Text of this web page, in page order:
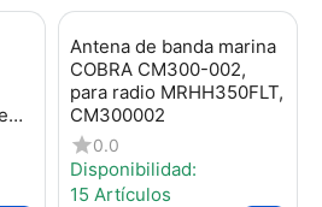
Antena de banda marina
COBRA CM300-002,
para radio MRHH350FLT,
CM300002
0.0
Disponibilidad:
15 Artículos